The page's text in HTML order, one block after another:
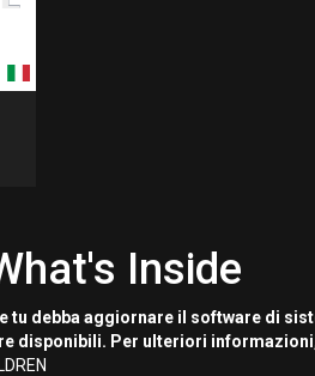
Inside
tu debba aggiornare il software di
disponibili. Per ulteriori